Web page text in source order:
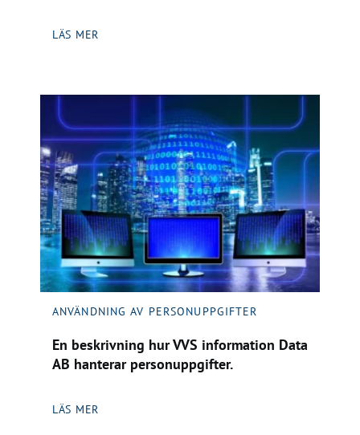
LÄS MER
ANVÄNDNING AV PERSONUPPGIFTER
En beskrivning hur VVS information Data
AB hanterar personuppgifter.
LÄS MER